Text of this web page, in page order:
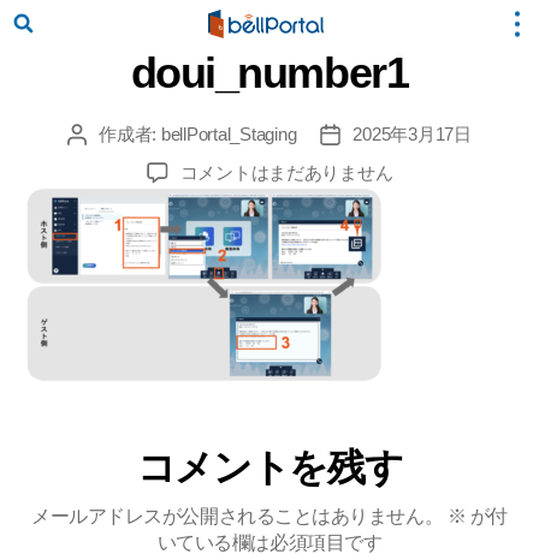
doui_number1
投
者
作成者: bellPortal_Staging
投
稿
日
2025年3月17日
doui_number1
へ
の
コメントはまだありません
コメントを残す
メールアドレスが公開されることはありません。 ※ が付
いている欄は必須項目です